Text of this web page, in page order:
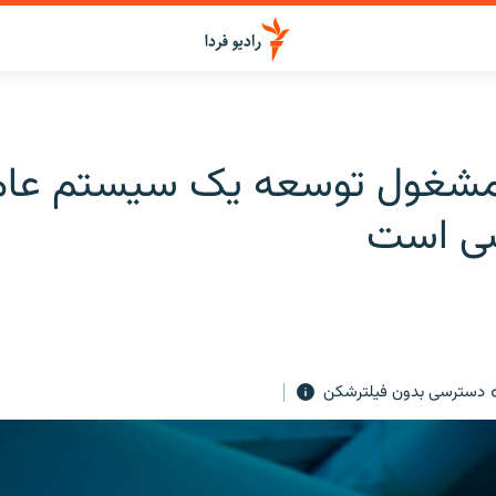
توسعه یک سیستم
است
دسترسی بدون فیلترشکن